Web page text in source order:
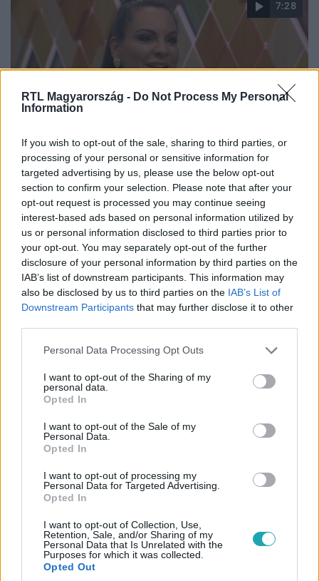
RTL Magyarország - Do Not Process My Personal
Information
If you wish to opt-out of the sale, sharing to third parties, or
processing of your personal or sensitive information for
targeted advertising by us, please use the below opt-out
section to confirm your selection. Please note that after your
opt-out request is processed you may continue seeing
interest-based ads based on personal information utilized by
us or personal information disclosed to third parties prior to
your opt-out. You may separately opt-out of the further
disclosure of your personal information by third parties on the
IAB’s list of downstream participants. This information may
also be disclosed by us to third parties on the IAB’s List of
Downstream Participants that may further disclose it to other
Please note that this website/app uses one or more Google
not limited to your visit or usage behaviour. You may click to
grant or deny consent to Google and its third-party tags to
use your data for below specified purposes in below Google
consent section.
Personal Data Processing Opt Outs
I want to opt-out of the Sharing of my
personal data.
Opted In
I want to opt-out of the Sale of my
Personal Data.
Opted In
I want to opt-out of processing my
Personal Data for Targeted Advertising.
Opted In
I want to opt-out of Collection, Use,
Retention, Sale, and/or Sharing of my
Personal Data that Is Unrelated with the
Purposes for which it was collected.
Opted Out
7:28
Reggeli
2020. október 13. 6:10
Kisó életét is megváltoztatta a koronavírus:
raktárkoncertek háziasszonya lett!
Kisó életében nagy változás történt, hiszen otthagyta a
jól bevált munkáját, viszont sokáig nem tétlenkedett,
hiszen a raktárkoncertek háziasszonya lett. Hogy ez mit
is jelent pontosan, arról a Reggeliben mesélt nekünk.
Reggeli
2020. október 13. 5:50
kapcsolatban?
Egy modern hőszigeteléssel igen jelentős összegeket
tudunk megspórolni, legyen szó a téli vagy a nyári